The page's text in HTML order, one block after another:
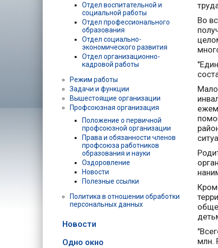
Во
млн.
Отдел воспитательной и
социальной работы
Отдел профессионального
образования
Отдел социально-
экономического развития
Отдел организационно-
кадровой работы
Режим работы
Задачи и функции
Вышестоящие организации
Профсоюзная организация
Положение о первичной
профсоюзной организации
Права и обязанности членов
профсоюза работников
образования и науки
Оздоровление
Новости
Полезные ссылки
Политика в отношении обработки
персональных данных
Новости
Одно окно